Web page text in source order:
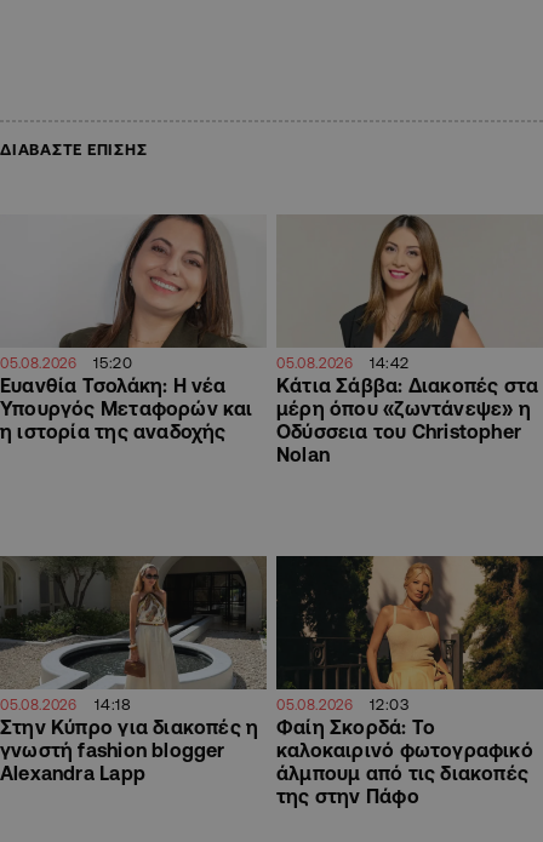
ΔΙΑΒΑΣΤΕ ΕΠΙΣΗΣ
05.08.2026 15:20
Ευανθία Τσολάκη: Η νέα
Υπουργός Μεταφορών και
η ιστορία της αναδοχής
05.08.2026 14:42
Κάτια Σάββα: Διακοπές στα
μέρη όπου «ζωντάνεψε» η
Οδύσσεια του Christopher
Nolan
05.08.2026 14:18
Στην Κύπρο για διακοπές η
γνωστή fashion blogger
Alexandra Lapp
05.08.2026 12:03
Φαίη Σκορδά: Το
καλοκαιρινό φωτογραφικό
άλμπουμ από τις διακοπές
της στην Πάφο